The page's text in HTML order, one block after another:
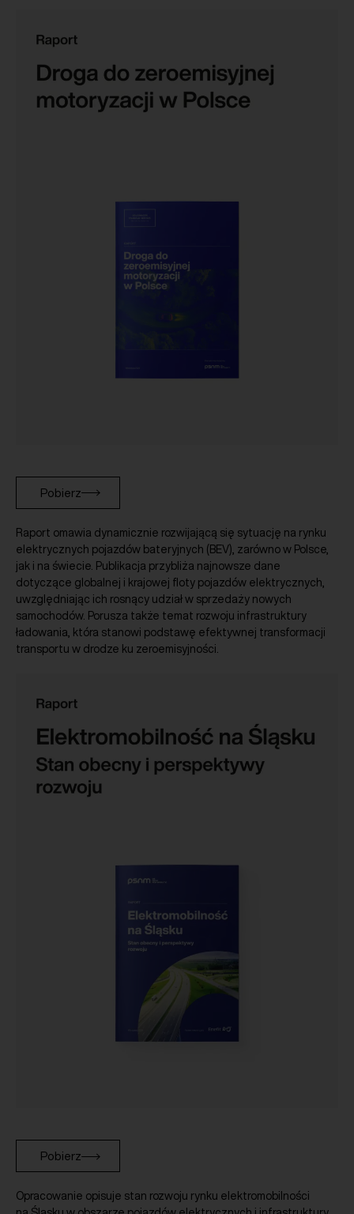
Pobierz
Raport omawia dynamicznie rozwijającą się sytuację na rynku
elektrycznych pojazdów bateryjnych (BEV), zarówno w Polsce,
jak i na świecie. Publikacja przybliża najnowsze dane
dotyczące globalnej i krajowej floty pojazdów elektrycznych,
uwzględniając ich rosnący udział w sprzedaży nowych
samochodów. Porusza także temat rozwoju infrastruktury
ładowania, która stanowi podstawę efektywnej transformacji
transportu w drodze ku zeroemisyjności.
Pobierz
Opracowanie opisuje stan rozwoju rynku elektromobilności